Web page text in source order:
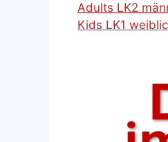
Adults LK2
Kids LK1